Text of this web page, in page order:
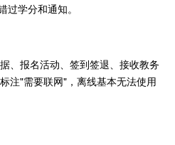
学分和通知。
、报名活动、签到签退、接收教务
注"需要联网"，离线基本无法使用